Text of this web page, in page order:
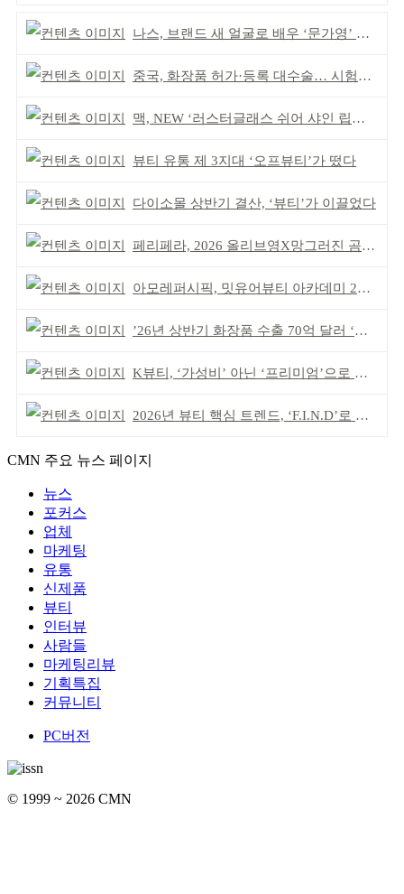
나스, 브랜드 새 얼굴로 배우 ‘문가영’ 발탁
중국, 화장품 허가·등록 대수술… 시험자료 공용 허용
맥, NEW ‘러스터글래스 쉬어 샤인 립스틱’ 출시
뷰티 유통 제 3지대 ‘오프뷰티’가 떴다
다이소몰 상반기 결산, ‘뷰티’가 이끌었다
페리페라, 2026 올리브영X망그러진 곰 콜라보
아모레퍼시픽, 밋유어뷰티 아카데미 2기 발대식
’26년 상반기 화장품 수출 70억 달러 ‘역대 최고’
K뷰티, ‘가성비’ 아닌 ‘프리미엄’으로 승부걸어야
2026년 뷰티 핵심 트렌드, ‘F.I.N.D’로 읽는다
CMN 주요 뉴스 페이지
뉴스
포커스
업체
마케팅
유통
신제품
뷰티
인터뷰
사람들
마케팅리뷰
기획특집
커뮤니티
PC버전
© 1999 ~ 2026 CMN